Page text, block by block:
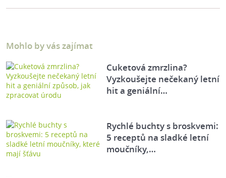
Mohlo by vás zajímat
Cuketová zmrzlina?
Vyzkoušejte nečekaný letní
hit a geniální…
Rychlé buchty s broskvemi:
5 receptů na sladké letní
moučníky,…